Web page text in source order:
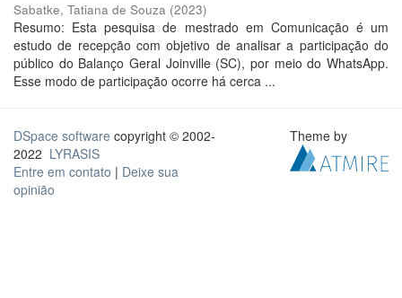
Sabatke, Tatiana de Souza (2023)
Resumo: Esta pesquisa de mestrado em Comunicação é um
estudo de recepção com objetivo de analisar a participação do
público do Balanço Geral Joinville (SC), por meio do WhatsApp.
Esse modo de participação ocorre há cerca ...
DSpace software copyright © 2002-
2022 LYRASIS
Entre em contato | Deixe sua
opinião
Theme by